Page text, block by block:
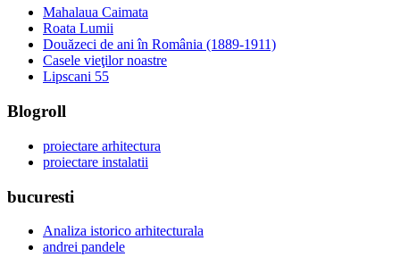
Mahalaua Caimata
Roata Lumii
Douăzeci de ani în România (1889-1911)
Casele vieţilor noastre
Lipscani 55
Blogroll
proiectare arhitectura
proiectare instalatii
bucuresti
Analiza istorico arhitecturala
andrei pandele